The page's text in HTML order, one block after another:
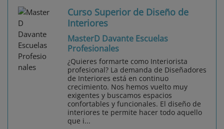
Curso Superior de Diseño de
Interiores
MasterD Davante Escuelas
Profesionales
¿Quieres formarte como Interiorista
profesional? La demanda de Diseñadores
de Interiores está en continuo
crecimiento. Nos hemos vuelto muy
exigentes y buscamos espacios
confortables y funcionales. El diseño de
interiores te permite hacer todo aquello
que i...